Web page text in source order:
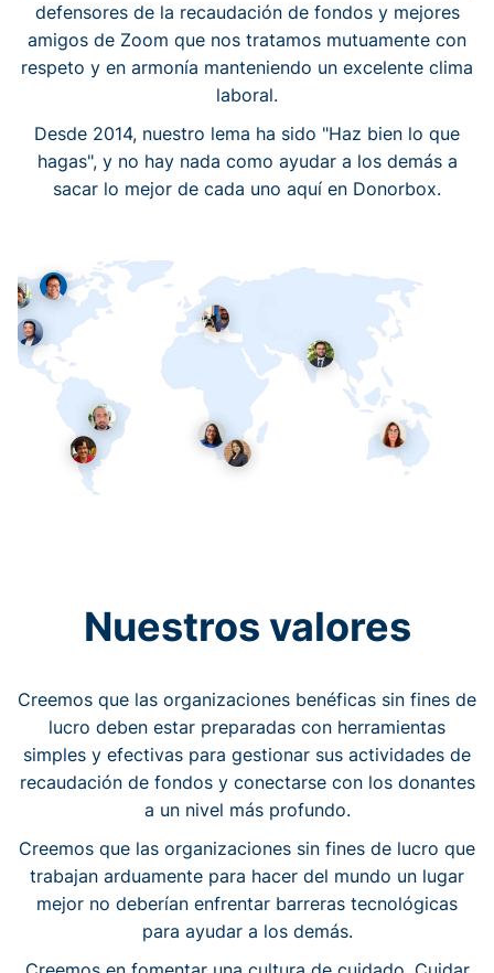
defensores de la recaudación de fondos y mejores
amigos de Zoom que nos tratamos mutuamente con
respeto y en armonía manteniendo un excelente clima
laboral.
Desde 2014, nuestro lema ha sido "Haz bien lo que
hagas", y no hay nada como ayudar a los demás a
sacar lo mejor de cada uno aquí en Donorbox.
Nuestros valores
Creemos que las organizaciones benéficas sin fines de
lucro deben estar preparadas con herramientas
simples y efectivas para gestionar sus actividades de
recaudación de fondos y conectarse con los donantes
a un nivel más profundo.
Creemos que las organizaciones sin fines de lucro que
trabajan arduamente para hacer del mundo un lugar
mejor no deberían enfrentar barreras tecnológicas
para ayudar a los demás.